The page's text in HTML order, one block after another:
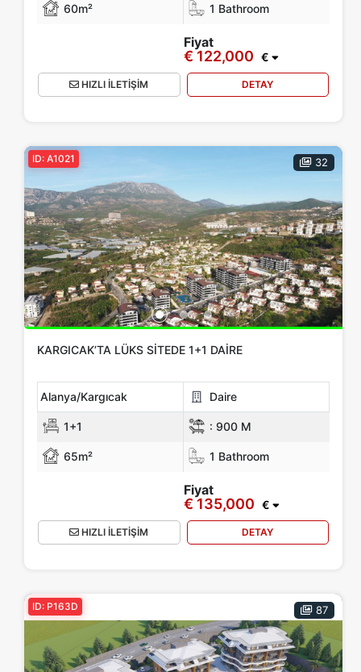
60m² 1 Bathroom
Fiyat
€ 122,000 €
HIZLI İLETİŞİM DETAY
32
ID: A1021
KARGICAK’TA LÜKS SITEDE 1+1 DAIRE
Alanya/Kargıcak Daire
1+1 : 900 M
65m² 1 Bathroom
Fiyat
€ 135,000 €
HIZLI İLETİŞİM DETAY
87
ID: P163D